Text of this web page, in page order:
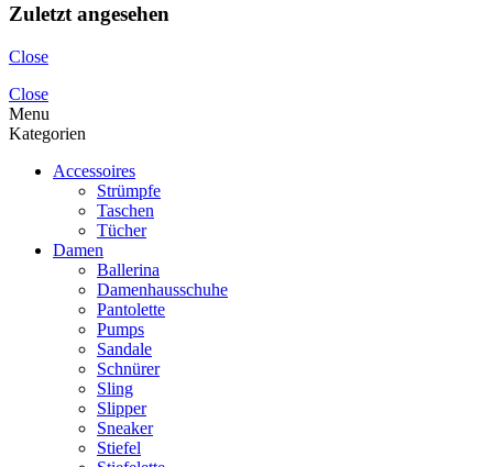
Zuletzt angesehen
Close
Close
Menu
Kategorien
Accessoires
Strümpfe
Taschen
Tücher
Damen
Ballerina
Damenhausschuhe
Pantolette
Pumps
Sandale
Schnürer
Sling
Slipper
Sneaker
Stiefel